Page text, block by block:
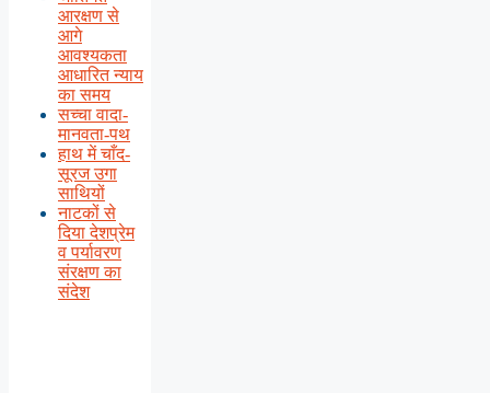
आरक्षण से
आगे
आवश्यकता
आधारित न्याय
का समय
सच्चा वादा-
मानवता-पथ
हाथ में चाँद-
सूरज उगा
साथियों
नाटकों से
दिया देशप्रेम
व पर्यावरण
संरक्षण का
संदेश